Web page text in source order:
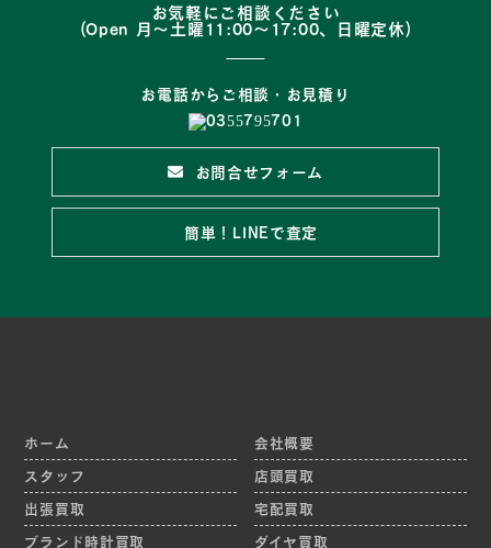
お気軽にご相談ください
(Open 月～土曜11:00～17:00、日曜定休)
お電話からご相談・お見積り
お問合せフォーム
簡単！LINEで査定
ホーム
会社概要
スタッフ
店頭買取
出張買取
宅配買取
ブランド時計買取
ダイヤ買取